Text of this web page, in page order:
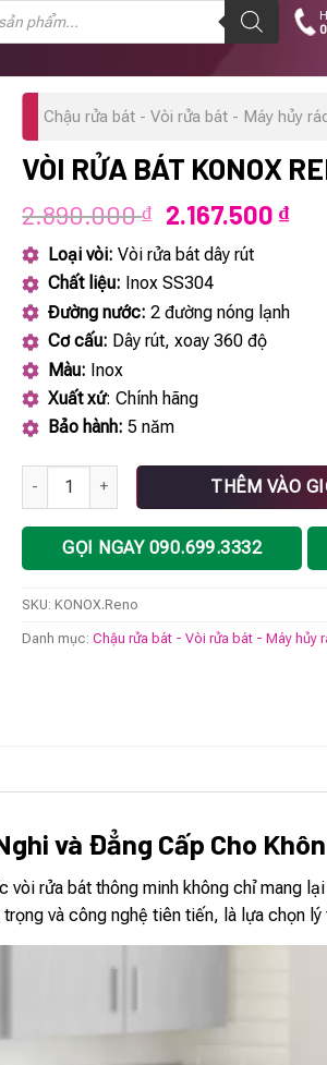
Chậu rửa bát - Vòi rửa bát - Máy hủy
VÒI RỬA BÁT KONOX
2.890.000₫
Giá
gốc
là:
2.890.000 ₫.
2.167.500 ₫Giá
Loại vòi: Vòi rửa bát dây rút
Chất liệu: Inox SS304
Đường nước: 2 đường nóng lạnh
Cơ cấu: Dây rút, xoay 360 độ
Màu: Inox
Xuất xứ: Chính hãng
Bảo hành: 5 năm
Vòi rửa bát KONOX Reno số lượng
THÊM VÀO
GỌI NGAY 090.699.3332
SKU:KONOX.Reno
Danh mục:Chậu rửa bát - Vòi rửa bát - Máy hủy
và Đẳng Cấp Cho
rửa bát thông minh không chỉ mang
trọng và công nghệ tiên tiến, là lựa chọn